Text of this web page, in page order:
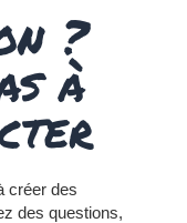
?
à
créer des
des questions,